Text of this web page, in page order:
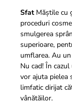
SfatMăștile cu
proceduri
smulgerea
superioare,
umflarea. Au
Nu cad! În
vor ajuta pielea
limfatic dirijat
vânătăilor.